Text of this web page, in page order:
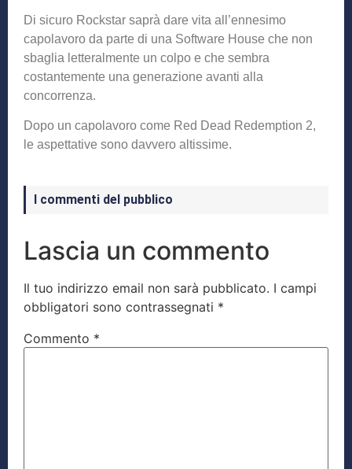
Di sicuro Rockstar saprà dare vita all’ennesimo
capolavoro da parte di una Software House che non
sbaglia letteralmente un colpo e che sembra
costantemente una generazione avanti alla
concorrenza.
Dopo un capolavoro come Red Dead Redemption 2,
le aspettative sono davvero altissime.
I commenti del pubblico
Lascia un commento
Il tuo indirizzo email non sarà pubblicato. I campi
obbligatori sono contrassegnati *
Commento *